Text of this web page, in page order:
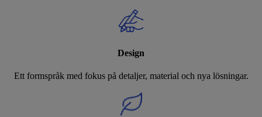
Design
Ett formspråk med fokus på detaljer, material och nya lösningar.